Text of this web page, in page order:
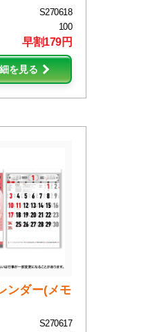
S270618
100
早割179円
を見る
ンダー(メモ
S270617